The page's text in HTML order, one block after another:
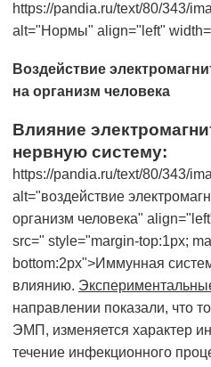
https://pandia.ru/text/80/343/
alt="Нормы" align="left"
Воздействие
на организм человека
Влияние
нервную систему:
https://pandia.ru/text/80/343/
alt="воздействие
организм человека"
src=" style="margin-top:1px;
bottom:2px">Иммунная
влиянию.
направлении показали, что
ЭМП, изменяется характер
течение инфекционного